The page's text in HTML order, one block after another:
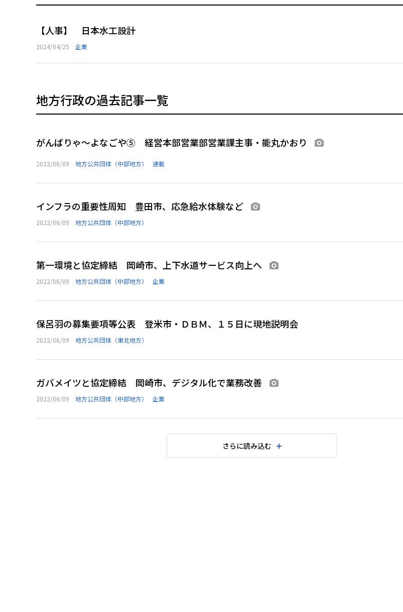
【人事】 日本水工設計
2024/04/25 企業
地方行政の過去記事一覧
がんばりゃ～よなごや⑤ 経営本部営業部営業課主事・能丸かおり
2022/06/09 地方公共団体（中部地方） 連載
インフラの重要性周知 豊田市、応急給水体験など
2022/06/09 地方公共団体（中部地方）
第一環境と協定締結 岡崎市、上下水道サービス向上へ
2022/06/09 地方公共団体（中部地方） 企業
保呂羽の募集要項等公表 登米市・ＤＢＭ、１５日に現地説明会
2022/06/09 地方公共団体（東北地方）
ガバメイツと協定締結 岡崎市、デジタル化で業務改善
2022/06/09 地方公共団体（中部地方） 企業
さらに読み込む